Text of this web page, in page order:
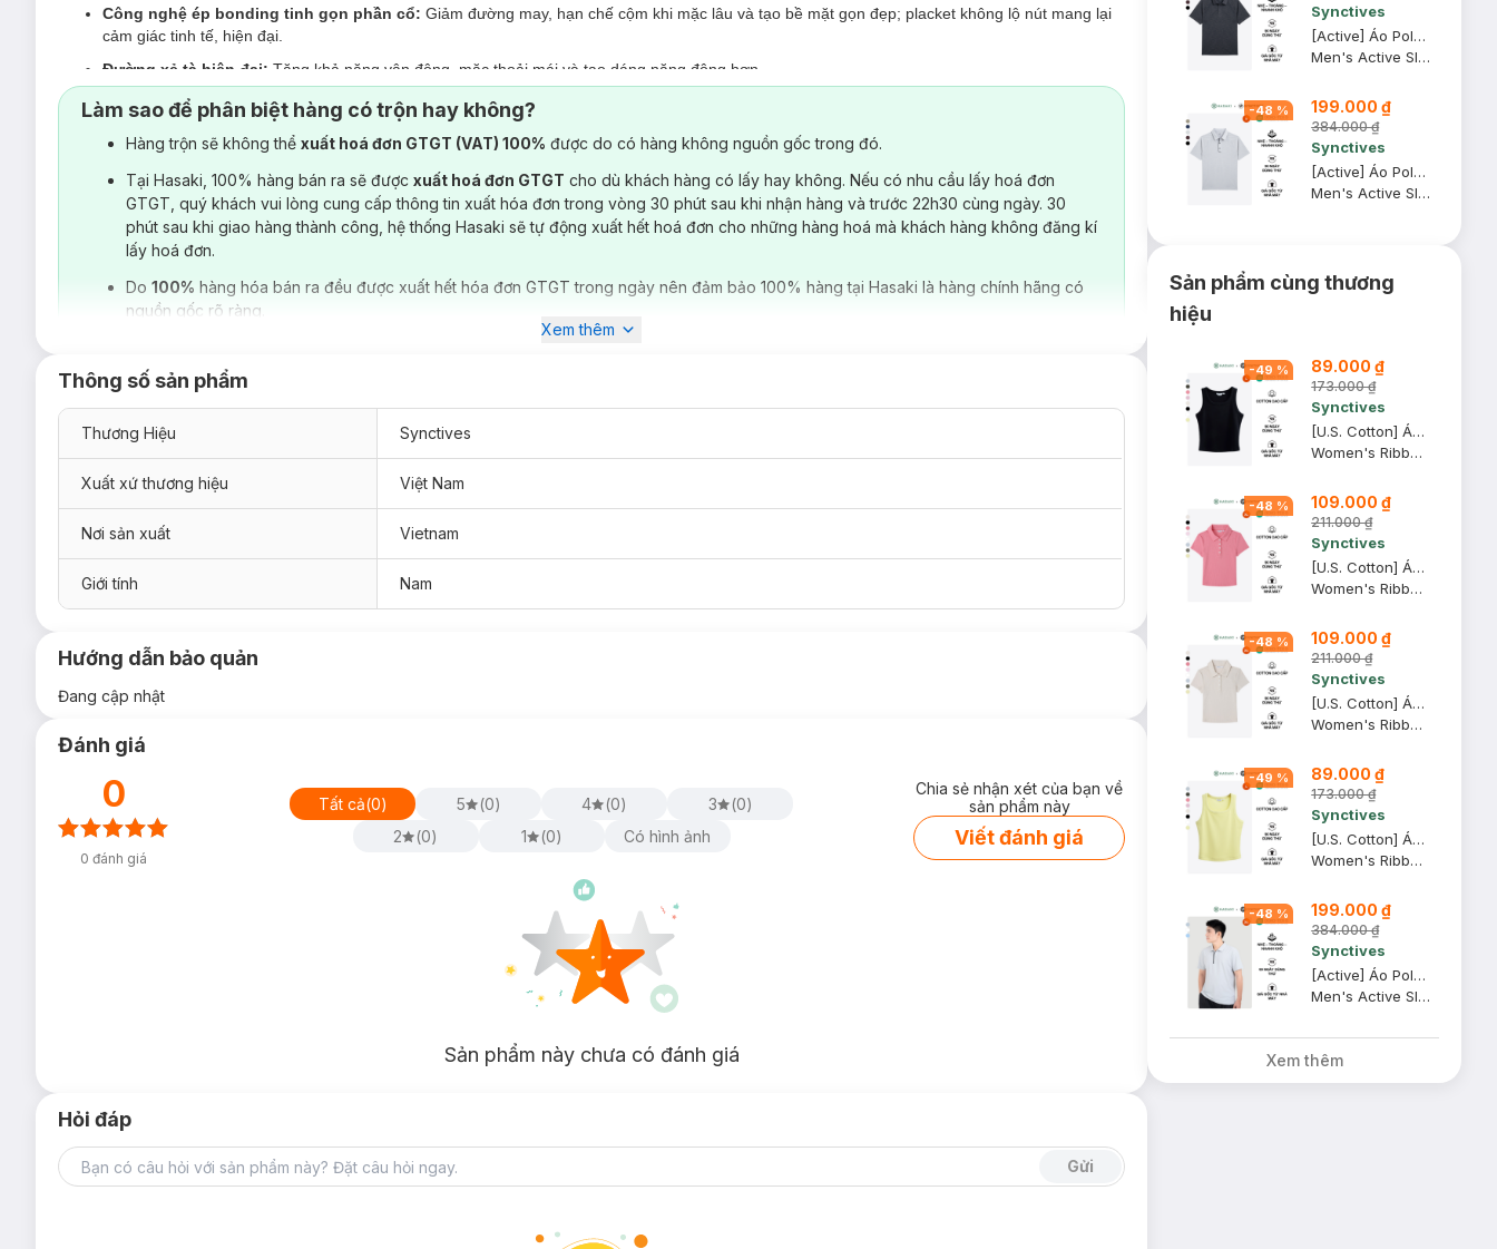
Công nghệ ép bonding tinh gọn phần cổ: Giảm đường may, hạn chế cộm khi mặc lâu và tạo bề mặt gọn đẹp; placket không lộ nút mang lại
cảm giác tinh tế, hiện đại.
Đường xẻ tà hiện đại: Tăng khả năng vận động, mặc thoải mái và tạo dáng năng động hơn.
Hoàn thiện tỉ mỉ:Kĩ thuật may tối ưu tại từng chi tiết, đảm bảo độ bền, tính thẩm mỹ cao và luôn thoải mái cử động.
Làm sao để phân biệt hàng có trộn hay không?
Hàng trộn sẽ không thể xuất hoá đơn GTGT (VAT) 100% được do có hàng không nguồn gốc trong đó.
Tại Hasaki, 100% hàng bán ra sẽ được xuất hoá đơn GTGT cho dù khách hàng có lấy hay không. Nếu có nhu cầu lấy hoá đơn
GTGT, quý khách vui lòng cung cấp thông tin xuất hóa đơn trong vòng 30 phút sau khi nhận hàng và trước 22h30 cùng ngày. 30
phút sau khi giao hàng thành công, hệ thống Hasaki sẽ tự động xuất hết hoá đơn cho những hàng hoá mà khách hàng không đăng kí
lấy hoá đơn.
Do 100% hàng hóa bán ra đều được xuất hết hóa đơn GTGT trong ngày nên đảm bảo 100% hàng tại Hasaki là hàng chính hãng có
nguồn gốc rõ ràng.
Xem thêm
Thông số sản phẩm
Thương Hiệu Synctives
Xuất xứ thương hiệu Việt Nam
Nơi sản xuất Vietnam
Giới tính Nam
Hướng dẫn bảo quản
Đang cập nhật
Đánh giá
0
0 đánh giá
Tất cả(0) 5 (0) 4 (0) 3 (0)
2
(0) 1 (0) Có hình ảnh
Chia sẻ nhận xét của bạn về
sản phẩm này
Viết đánh giá
Sản phẩm này chưa có đánh giá
Hỏi đáp
Gửi
Synctives
[Active] Áo Polo Nam Synctives Slim Fit, Đen, XL - SMPO0013
Men's Active Slim Fit Polo Shirt
-48 % 199.000 ₫
384.000 ₫
Synctives
[Active] Áo Polo Nam Synctives Slim Fit, Xám Army, S - SMPO0013
Men's Active Slim Fit Polo Shirt
Sản phẩm cùng thương
hiệu
-49 % 89.000 ₫
173.000 ₫
Synctives
[U.S. Cotton] Áo Tank Top Nữ Synctives Slim Fit, Đen, L - CWTA0005
Women's Ribbed Waist Length Fitted Tank Top
-48 % 109.000 ₫
211.000 ₫
Synctives
[U.S. Cotton] Áo Polo Nữ Synctives Slim Fit Cropped, Hồng Mận, XL - CWPO0007
Women's Ribbed Polo Shirt
-48 % 109.000 ₫
211.000 ₫
Synctives
[U.S. Cotton] Áo Polo Nữ Synctives Slim Fit Cropped, Be Sữa, XS - CWPO0007
Women's Ribbed Polo Shirt
-49 % 89.000 ₫
173.000 ₫
Synctives
[U.S. Cotton] Áo Tank Top Nữ Synctives Slim Fit, Vàng Nhạt, L - CWTA0005
Women's Ribbed Waist Length Fitted Tank Top
-48 % 199.000 ₫
384.000 ₫
Synctives
[Active] Áo Polo Nam Synctives Slim Fit, Xám Nhạt, XS - SMPO0012
Men's Active Slim Fit Polo Shirt
Xem thêm